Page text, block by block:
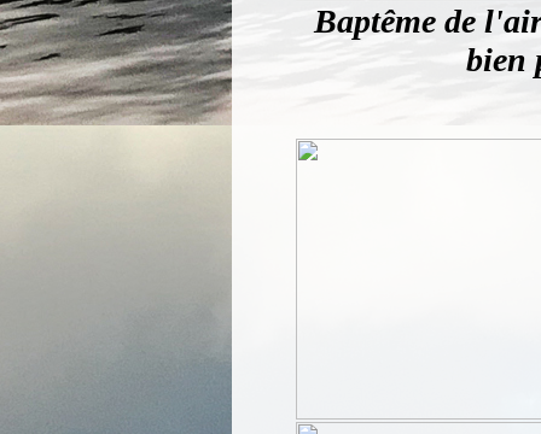
Baptême de
bien